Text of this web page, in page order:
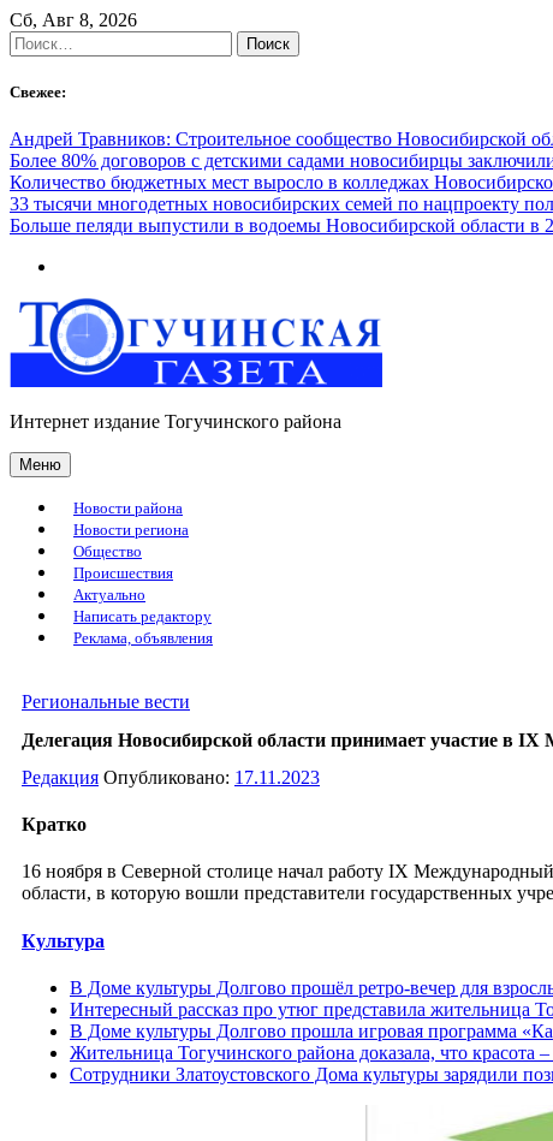
Skip
to
content
Сб, Авг 8, 2026
Найти:
Свежее:
Андрей Травников: Строительное сообщество Новосибирской
Более 80% договоров с детскими садами новосибирцы
Количество бюджетных мест выросло в колледжах
33 тысячи многодетных новосибирских семей по нацпроекту
Больше пеляди выпустили в водоемы Новосибирской области в
Интернет издание Тогучинского района
Меню
Новости района
Новости региона
Общество
Происшествия
Актуально
Написать редактору
Реклама, объявления
Региональные вести
Делегация Новосибирской области принимает участие в
Редакция Опубликовано: 17.11.2023
Кратко
16 ноября в Северной столице начал работу IX
области, в которую вошли представители государственных
Культура
В Доме культуры Долгово прошёл ретро-вечер для
Интересный рассказ про утюг представила жительница
В Доме культуры Долгово прошла игровая программа
Жительница Тогучинского района доказала, что красота –
Сотрудники Златоустовского Дома культуры зарядили